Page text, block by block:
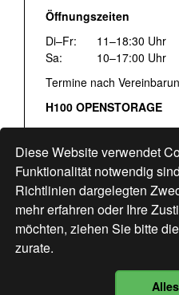
Diese Website verwendet
Funktionalität notwendig
Richtlinien dargelegten
mehr erfahren oder Ihre
möchten, ziehen Sie bitte die
zurate.
Öffnungszeiten
Di–Fr:
11–18:30 Uhr
Sa:
10–17:00 Uhr
Termine nach
H100 OPENSTORAGE
Fr:
16:00–18:30 Uhr
Sa: 12:00–17:00 Uhr
Hohlstrasse 122
www.bogen33.ch